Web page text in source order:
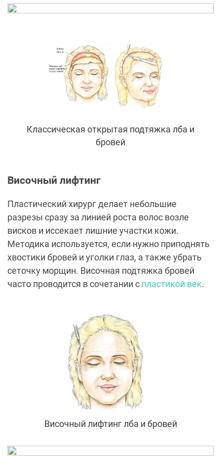
Классическая открытая подтяжка лба и
бровей
Височный лифтинг
Пластический хирург делает небольшие
разрезы сразу за линией роста волос возле
висков и иссекает лишние участки кожи.
Методика используется, если нужно приподнять
хвостики бровей и уголки глаз, а также убрать
сеточку морщин. Височная подтяжка бровей
часто проводится в сочетании с пластикой век.
Височный лифтинг лба и бровей